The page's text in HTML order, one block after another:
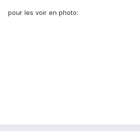
pour les voir en photo: